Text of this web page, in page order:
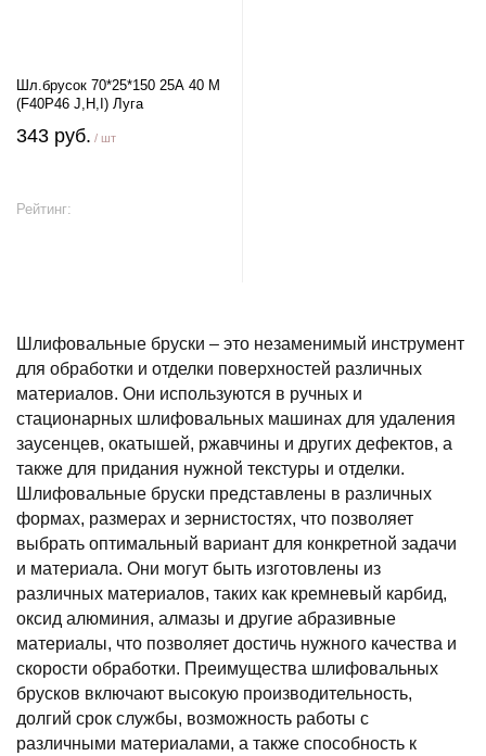
Шл.брусок 70*25*150 25А 40 М
(F40Р46 J,H,I) Луга
343 руб. / шт
Рейтинг:
Шлифовальные бруски – это незаменимый инструмент
для обработки и отделки поверхностей различных
материалов. Они используются в ручных и
стационарных шлифовальных машинах для удаления
заусенцев, окатышей, ржавчины и других дефектов, а
также для придания нужной текстуры и отделки.
Шлифовальные бруски представлены в различных
формах, размерах и зернистостях, что позволяет
выбрать оптимальный вариант для конкретной задачи
и материала. Они могут быть изготовлены из
различных материалов, таких как кремневый карбид,
оксид алюминия, алмазы и другие абразивные
материалы, что позволяет достичь нужного качества и
скорости обработки. Преимущества шлифовальных
брусков включают высокую производительность,
долгий срок службы, возможность работы с
различными материалами, а также способность к